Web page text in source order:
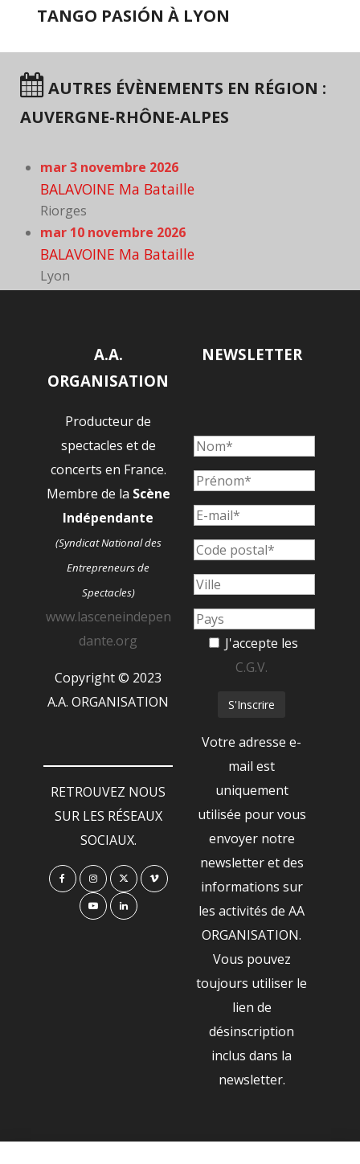
TANGO PASIÓN À LYON
AUTRES ÉVÈNEMENTS EN RÉGION :
AUVERGNE-RHÔNE-ALPES
mar 3 novembre 2026
BALAVOINE Ma Bataille
Riorges
mar 10 novembre 2026
BALAVOINE Ma Bataille
Lyon
A.A.
ORGANISATION
Producteur de
spectacles et de
concerts en France.
Membre de la Scène
Indépendante
(Syndicat National des
Entrepreneurs de
Spectacles)
www.lasceneindepen
dante.org
Copyright © 2023
A.A. ORGANISATION
RETROUVEZ NOUS
SUR LES RÉSEAUX
SOCIAUX.
NEWSLETTER
J'accepte les
C.G.V.
Votre adresse e-
mail est
uniquement
utilisée pour vous
envoyer notre
newsletter et des
informations sur
les activités de AA
ORGANISATION.
Vous pouvez
toujours utiliser le
lien de
désinscription
inclus dans la
newsletter.
NOS PARTENAIRES